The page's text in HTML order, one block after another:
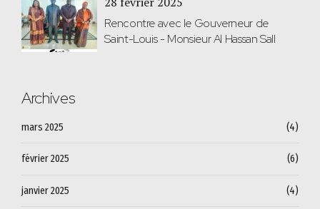
Rencontre avec le Gouverneur de
Saint-Louis - Monsieur Al Hassan Sall
Archives
mars 2025 (4)
février 2025 (6)
janvier 2025 (4)